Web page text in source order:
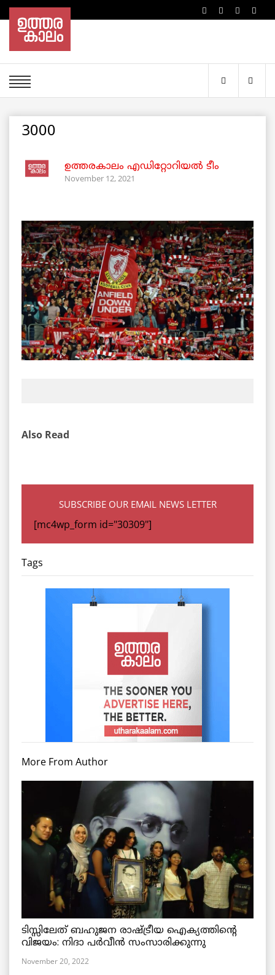
3000
ഉത്തരകാലം എഡിറ്റോറിയല്‍ ടീം
November 12, 2021
Also Read
SUBSCRIBE OUR EMAIL NEWS LETTER
[mc4wp_form id="30309"]
Tags
More From Author
ടിസ്സിലേത് ബഹുജന രാഷ്ട്രീയ ഐക്യത്തിന്റെ
വിജയം: നിദാ പർവീൻ സംസാരിക്കുന്നു
November 20, 2022